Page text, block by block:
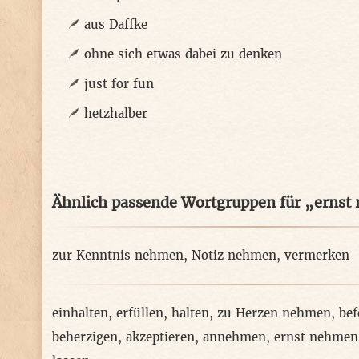
aus Daffke
ohne sich etwas dabei zu denken
just for fun
hetzhalber
Ähnlich passende Wortgruppen für „ernst
zur Kenntnis nehmen, Notiz nehmen, vermerken
einhalten, erfüllen, halten, zu Herzen nehmen,
beherzigen, akzeptieren, annehmen, ernst nehmen